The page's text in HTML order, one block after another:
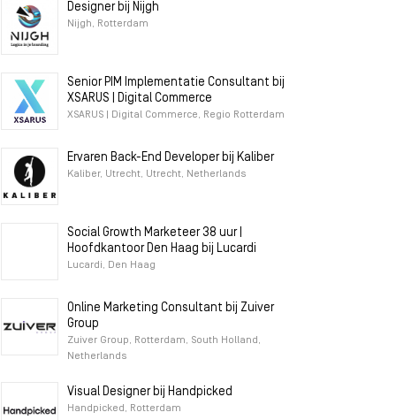
Designer bij Nijgh
Nijgh, Rotterdam
Senior PIM Implementatie Consultant bij
XSARUS | Digital Commerce
XSARUS | Digital Commerce, Regio Rotterdam
Ervaren Back-End Developer bij Kaliber
Kaliber, Utrecht, Utrecht, Netherlands
Social Growth Marketeer 38 uur |
Hoofdkantoor Den Haag bij Lucardi
Lucardi, Den Haag
Online Marketing Consultant bij Zuiver
Group
Zuiver Group, Rotterdam, South Holland,
Netherlands
Visual Designer bij Handpicked
Handpicked, Rotterdam